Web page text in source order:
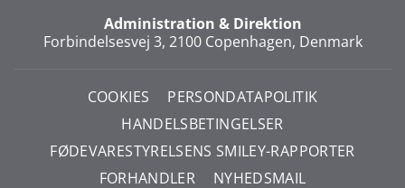
Administration & Direktion
Forbindelsesvej 3, 2100 Copenhagen, Denmark
COOKIES
PERSONDATAPOLITIK
HANDELSBETINGELSER
FØDEVARESTYRELSENS SMILEY-RAPPORTER
FORHANDLER
NYHEDSMAIL